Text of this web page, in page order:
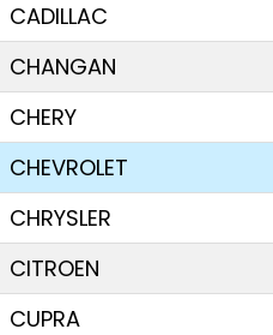
CADILLAC
CHANGAN
CHERY
CHEVROLET
CHRYSLER
CITROEN
CUPRA